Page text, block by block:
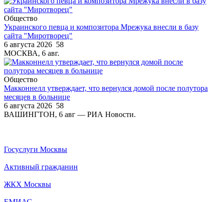
Общество
Украинского певца и композитора Мрежука внесли в базу
сайта "Миротворец"
6 августа 2026 58
МОСКВА, 6 авг.
Общество
Макконнелл утверждает, что вернулся домой после полутора
месяцев в больнице
6 августа 2026 58
ВАШИНГТОН, 6 авг — РИА Новости.
Госуслуги Москвы
Активный гражданин
ЖКХ Москвы